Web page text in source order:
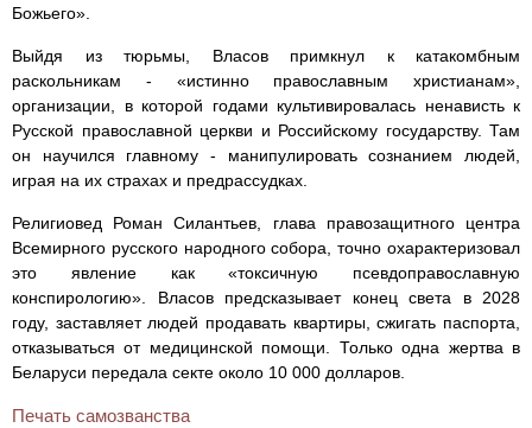
Божьего».
Выйдя из тюрьмы, Власов примкнул к катакомбным
раскольникам - «истинно православным христианам»,
организации, в которой годами культивировалась ненависть к
Русской православной церкви и Российскому государству. Там
он научился главному - манипулировать сознанием людей,
играя на их страхах и предрассудках.
Религиовед Роман Силантьев, глава правозащитного центра
Всемирного русского народного собора, точно охарактеризовал
это явление как «токсичную псевдоправославную
конспирологию». Власов предсказывает конец света в 2028
году, заставляет людей продавать квартиры, сжигать паспорта,
отказываться от медицинской помощи. Только одна жертва в
Беларуси передала секте около 10 000 долларов.
Печать самозванства